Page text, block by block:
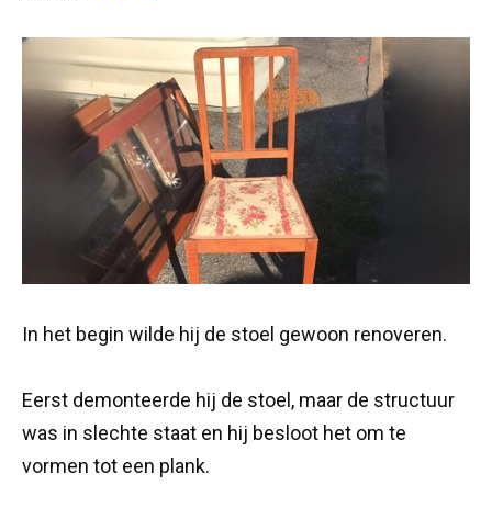
In het begin wilde hij de stoel gewoon renoveren.
Eerst demonteerde hij de stoel, maar de structuur
was in slechte staat en hij besloot het om te
vormen tot een plank.